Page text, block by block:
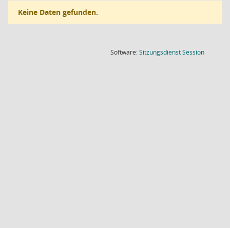
Keine Daten gefunden.
Software:SitzungsdienstSession(Wird in